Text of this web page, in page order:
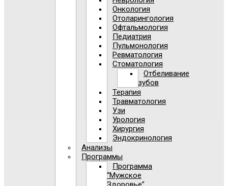
Онкология
Отоларингология
Офтальмология
Педиатрия
Пульмонология
Ревматология
Стоматология
Отбеливание
зубов
Терапия
Травматология
Узи
Урология
Хирургия
Эндокринология
Анализы
Программы
Программа
“Мужское